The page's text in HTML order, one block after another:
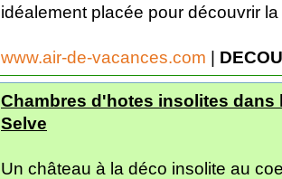
idéalement placée pour découvrir
www.air-de-vacances.com |
Chambres d'hotes insolites dans
Selve
Un château à la déco insolite au